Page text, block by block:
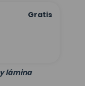
Gratis
y lámina